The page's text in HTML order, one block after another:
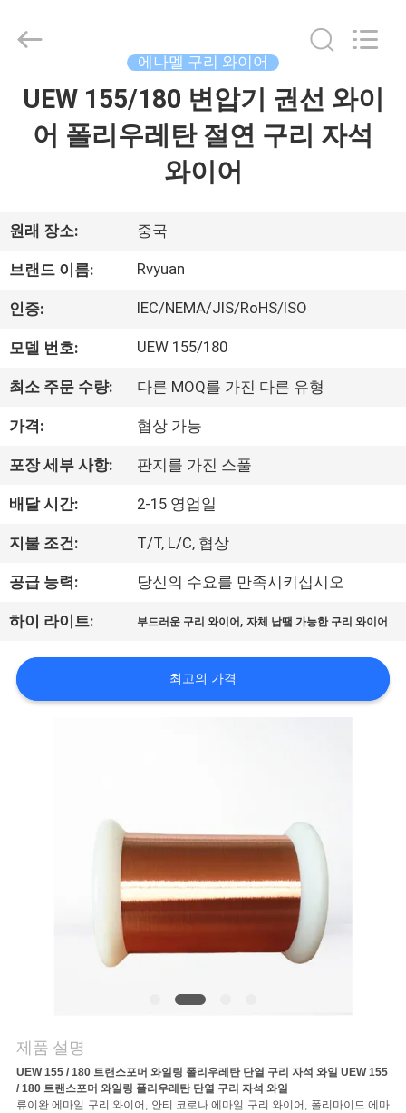
집
동
영
상
우
리
에
대
하
여
장
주
세
2026
Material
Co,.Ltd.
Reserved.
에나멜 구리 와이어
UEW 155/180 변압기 권선 와이
어 폴리우레탄 절연 구리 자석
와이어
원래 장소: 중국
브랜드 이름: Rvyuan
인증: IEC/NEMA/JIS/RoHS/ISO
모델 번호: UEW 155/180
최소 주문 수량: 다른 MOQ를 가진 다른 유형
가격: 협상 가능
포장 세부 사항: 판지를 가진 스풀
배달 시간: 2-15 영업일
지불 조건: T/T, L/C, 협상
공급 능력: 당신의 수요를 만족시키십시오
하이 라이트: 부드러운 구리 와이어 ,자체 납땜 가능한 구리 와이어
최고의 가격
제품 설명
UEW 155 / 180 트랜스포머 와일링 폴리우레탄 단열 구리 자석 와일 UEW 155
/ 180 트랜스포머 와일링 폴리우레탄 단열 구리 자석 와일
류이완 에마일 구리 와이어, 안티 코로나 에마일 구리 와이어, 폴리마이드 에마